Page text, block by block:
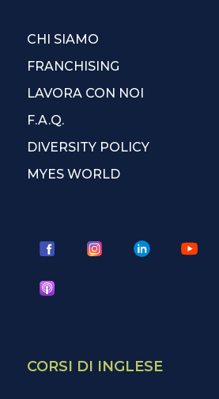
CHI SIAMO
FRANCHISING
LAVORA CON NOI
F.A.Q.
DIVERSITY POLICY
MYES WORLD
CORSI DI INGLESE